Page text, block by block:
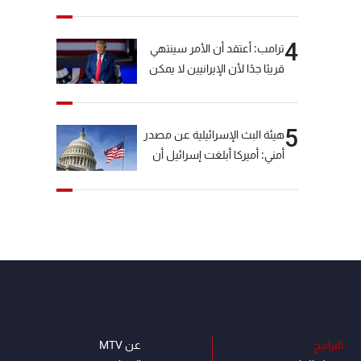
4ترامب: أعتقد أن الأمر سينتهي
قريبًا جدًا لأن الإيرانيين لا يمكن
5هيئة البث الإسرائيلية عن مصدر
أمني: أميركا أبلغت إسرائيل أن
البرامج
عن MTV